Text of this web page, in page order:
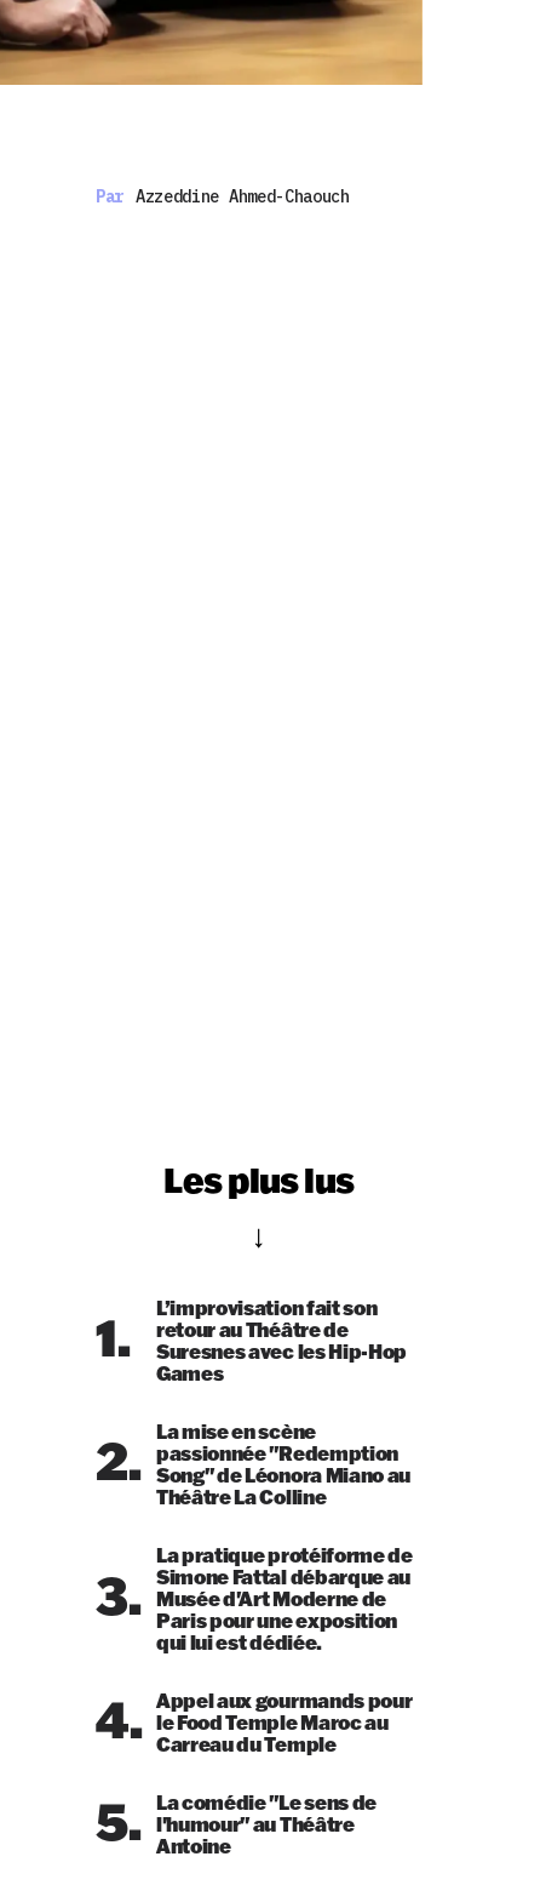
Par Azzeddine Ahmed-Chaouch
Les plus lus
1.
L’improvisation fait son
retour au Théâtre de
Suresnes avec les Hip-Hop
Games
2. La mise en scène
passionnée "Redemption
Song" de Léonora Miano au
Théâtre La Colline
3.
La pratique protéiforme de
Simone Fattal débarque au
Musée d'Art Moderne de
Paris pour une exposition
qui lui est dédiée.
4. Appel aux gourmands pour
le Food Temple Maroc au
Carreau du Temple
5. La comédie "Le sens de
l'humour" au Théâtre
Antoine